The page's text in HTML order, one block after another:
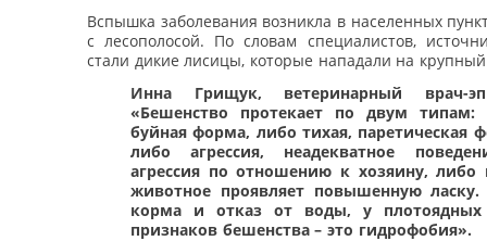
Вспышка заболевания возникла в населенных
с лесополосой. По словам специалистов,
стали дикие лисицы, которые нападали на
Инна Грищук, ветеринарный врач-
«Бешенство протекает по двум типам:
буйная форма, либо тихая, паретическая
либо агрессия, неадекватное
агрессия по отношению к хозяину, либо
животное проявляет повышенную
корма и отказ от воды, у
признаков бешенства – это гидрофобия».